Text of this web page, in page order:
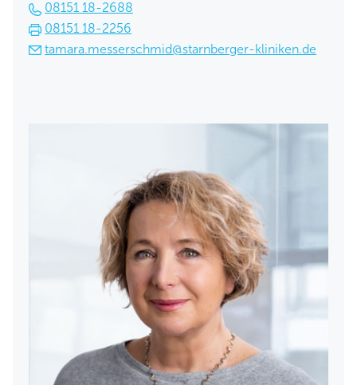
08151 18-2688
08151 18-2256
tamara.messerschmid@starnberger-kliniken.de